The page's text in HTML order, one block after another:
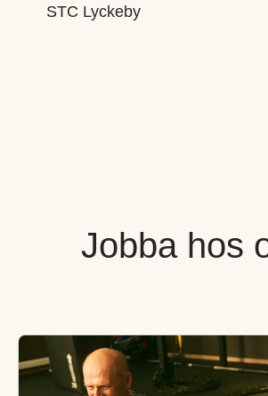
STC Lyckeby
Jobba hos